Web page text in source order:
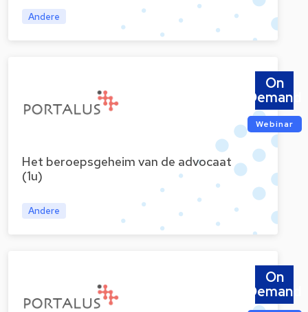
Andere
Het beroepsgeheim van de advocaat
(1u)
Andere
On
Demand
Webinar
On
Demand